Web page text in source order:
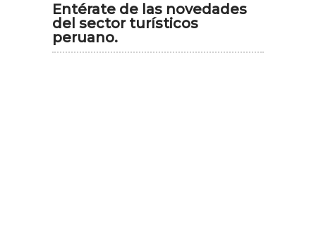
Entérate de las novedades
del sector turísticos
peruano.